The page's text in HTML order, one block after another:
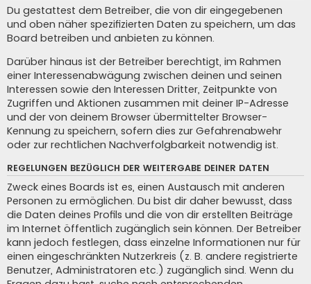
Du gestattest dem Betreiber, die von dir eingegebenen
und oben näher spezifizierten Daten zu speichern, um das
Board betreiben und anbieten zu können.
Darüber hinaus ist der Betreiber berechtigt, im Rahmen
einer Interessenabwägung zwischen deinen und seinen
Interessen sowie den Interessen Dritter, Zeitpunkte von
Zugriffen und Aktionen zusammen mit deiner IP-Adresse
und der von deinem Browser übermittelter Browser-
Kennung zu speichern, sofern dies zur Gefahrenabwehr
oder zur rechtlichen Nachverfolgbarkeit notwendig ist.
REGELUNGEN BEZÜGLICH DER WEITERGABE DEINER DATEN
Zweck eines Boards ist es, einen Austausch mit anderen
Personen zu ermöglichen. Du bist dir daher bewusst, dass
die Daten deines Profils und die von dir erstellten Beiträge
im Internet öffentlich zugänglich sein können. Der Betreiber
kann jedoch festlegen, dass einzelne Informationen nur für
einen eingeschränkten Nutzerkreis (z. B. andere registrierte
Benutzer, Administratoren etc.) zugänglich sind. Wenn du